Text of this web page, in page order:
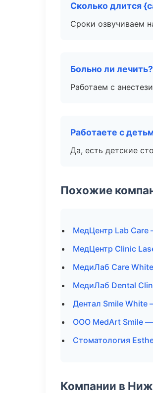
Сколько длится
Сроки озвучиваем
Больно ли лечить?
Работаем с
Работаете с
Да, есть детские
Похожие
МедЦентр Lab
МедЦентр Clinic
МедиЛаб Care
МедиЛаб Dental
Дентал Smile
ООО MedArt Smile —
Стоматология
Компании в